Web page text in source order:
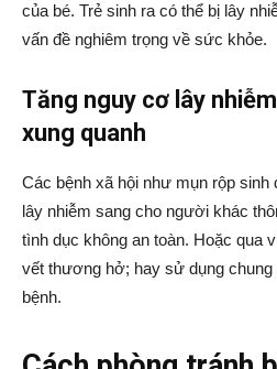
của bé. Trẻ sinh ra có thể bị lây
vấn đề nghiêm trọng về sức khỏe.
Tăng nguy cơ lây
xung quanh
Các bệnh xã hội như mụn rộp
lây nhiễm sang cho người khác
tình dục không an toàn. Hoặc qua
vết thương hở; hay sử dụng
bệnh.